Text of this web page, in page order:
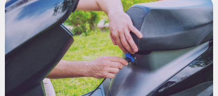
29/07/2022
E-book Primeiro carro/moto.
25/07/2022